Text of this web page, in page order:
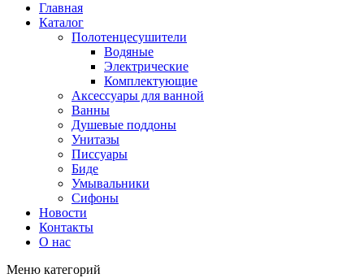
Главная
Каталог
Полотенцесушители
Водяные
Электрические
Комплектующие
Аксессуары для ванной
Ванны
Душевые поддоны
Унитазы
Писсуары
Биде
Умывальники
Сифоны
Новости
Контакты
О нас
Меню категорий